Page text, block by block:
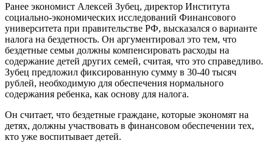
Ранее экономист Алексей Зубец, директор Института
социально-экономических исследований Финансового
университета при правительстве РФ, высказался о варианте
налога на бездетность. Он аргументировал это тем, что
бездетные семьи должны компенсировать расходы на
содержание детей других семей, считая, что это справедливо.
Зубец предложил фиксированную сумму в 30-40 тысяч
рублей, необходимую для обеспечения нормального
содержания ребенка, как основу для налога.
Он считает, что бездетные граждане, которые экономят на
детях, должны участвовать в финансовом обеспечении тех,
кто уже воспитывает детей.